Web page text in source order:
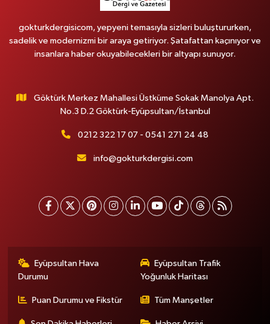
gokturkdergisicom, yepyeni temasıyla sizleri buluştururken,
sadelik ve modernizmi bir araya getiriyor. Şatafattan kaçınıyor ve
insanlara haber okuyabilecekleri bir altyapı sunuyor.
Göktürk Merkez Mahallesi Üstküme Sokak Manolya Apt.
No.3 D.2 Göktürk-Eyüpsultan/İstanbul
0212 322 17 07 - 0541 271 24 48
info@gokturkdergisi.com
Eyüpsultan Hava
Durumu
Eyüpsultan Trafik
Yoğunluk Haritası
Puan Durumu ve Fikstür Tüm Manşetler